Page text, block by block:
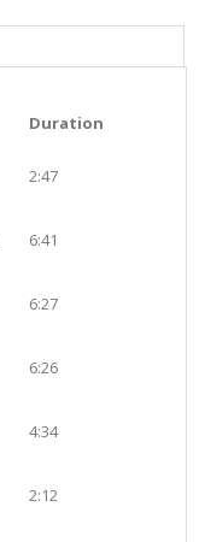
Duration
2:47
6:41
6:27
6:26
4:34
2:12